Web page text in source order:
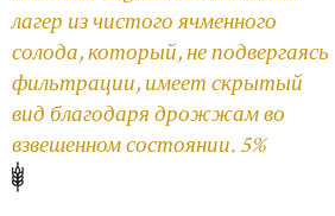
лагер из чистого ячменного
солода, который, не подвергаясь
фильтрации, имеет скрытый
вид благодаря дрожжам во
взвешенном состоянии. 5%